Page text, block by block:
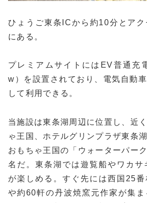
ひょうご東条ICから約10分とア
にある。
プレミアムサイトにはEV普通充
w）を設置されており、電気自動
して利用できる。
当施設は東条湖周辺に位置し、近
ゃ王国、ホテルグリンプラザ東条
おもちゃ王国の「ウォーターパー
名だ。東条湖では遊覧船やワカサ
が楽しめる。すぐ先には西国25番
や約60軒の丹波焼窯元作家が集ま